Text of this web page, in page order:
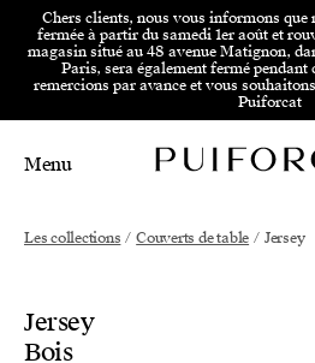
Aller au menu principal Aller au
Chers clients, nous vous informons que
fermée à partir du samedi 1er août et
magasin situé au 48 avenue Matignon,
Paris, sera également fermé pendant
remercions par avance et vous
Puiforcat
Main Mobile Navigation
Menu
Les collections / Couverts de table / Jersey
Jersey
Bois